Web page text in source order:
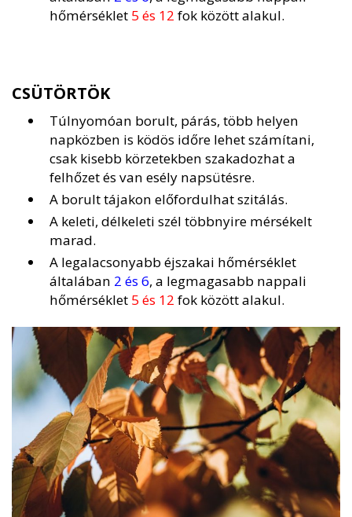
hőmérséklet 5 és 12 fok között alakul.
CSÜTÖRTÖK
Túlnyomóan borult, párás, több helyen
napközben is ködös időre lehet számítani,
csak kisebb körzetekben szakadozhat a
felhőzet és van esély napsütésre.
A borult tájakon előfordulhat szitálás.
A keleti, délkeleti szél többnyire mérsékelt
marad.
A legalacsonyabb éjszakai hőmérséklet
általában 2 és 6, a legmagasabb nappali
hőmérséklet 5 és 12 fok között alakul.